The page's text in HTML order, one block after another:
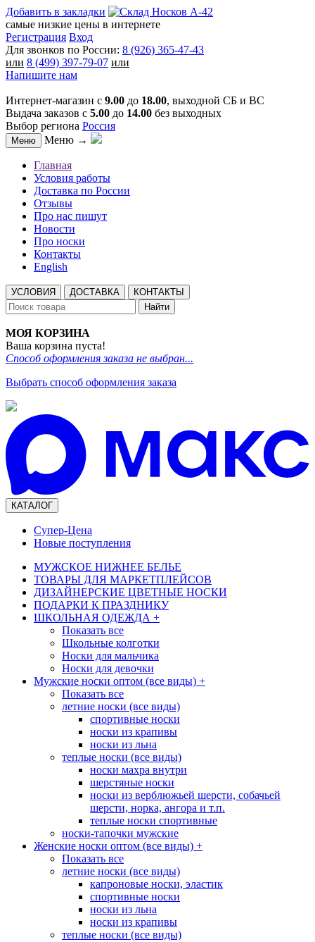
Добавить в закладки
самые низкие цены в интернете
Регистрация Вход
Для звонков по России: 8 (926) 365-47-43
или 8 (499) 397-79-07 или
Напишите нам
Интернет-магазин с 9.00 до 18.00, выходной СБ и ВС
Выдача заказов с 5.00 до 14.00 без выходных
Выбор региона Россия
Меню Меню →
Главная
Условия работы
Доставка по России
Отзывы
Про нас пишут
Новости
Про носки
Контакты
English
УСЛОВИЯ ДОСТАВКА
КОНТАКТЫ
Найти
МОЯ КОРЗИНА
Ваша корзина пуста!
Способ оформления заказа не выбран...
Выбрать способ оформления заказа
КАТАЛОГ
Супер-Цена
Новые поступления
МУЖСКОЕ НИЖНЕЕ БЕЛЬЕ
ТОВАРЫ ДЛЯ МАРКЕТПЛЕЙСОВ
ДИЗАЙНЕРСКИЕ ЦВЕТНЫЕ НОСКИ
ПОДАРКИ К ПРАЗДНИКУ
ШКОЛЬНАЯ ОДЕЖДА +
Показать все
Школьные колготки
Носки для мальчика
Носки для девочки
Мужские носки оптом (все виды) +
Показать все
летние носки (все виды)
спортивные носки
носки из крапивы
носки из льна
теплые носки (все виды)
носки махра внутри
шерстяные носки
носки из верблюжьей шерсти, собачьей
шерсти, норка, ангора и т.п.
теплые носки спортивные
носки-тапочки мужские
Женские носки оптом (все виды) +
Показать все
летние носки (все виды)
капроновые носки, эластик
спортивные носки
носки из льна
носки из крапивы
теплые носки (все виды)